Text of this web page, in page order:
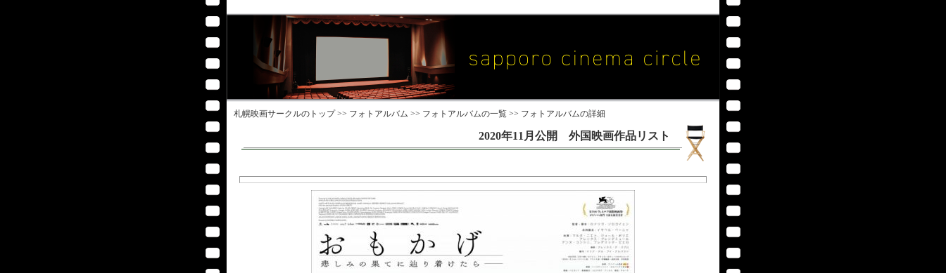
札幌映画サークルのトップ >> フォトアルバム >> フォトアルバムの一覧 >> フォトアルバムの詳細
2020年11月公開 外国映画作品リスト